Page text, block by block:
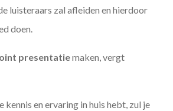
luisteraars zal afleiden en hierdoor
doen.
presentatiemaken, vergt
kennis en ervaring in huis hebt, zul je